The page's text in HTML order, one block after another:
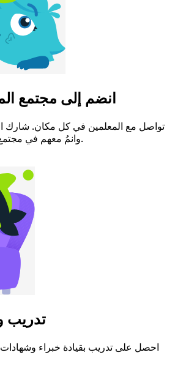
انضم إلى مجتمع
تواصل مع المعلمين في كل مكان. شارك
وانمُ معهم في مجتمع حيوي صُمِّم للمشرفين.
تدريب
احصل على تدريب بقيادة خبراء